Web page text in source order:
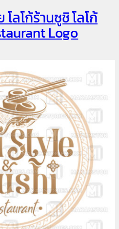
โลโก้ร้านซูชิ โลโก้
Logo